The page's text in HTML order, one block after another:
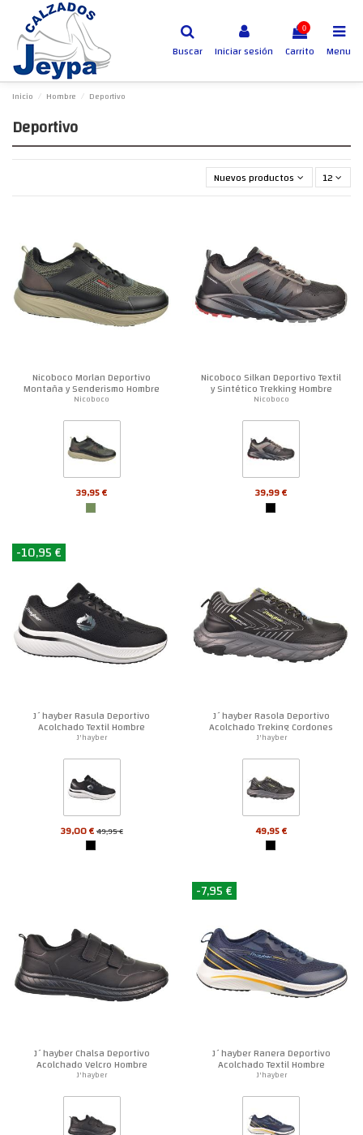
Buscar Iniciar sesión
0
Carrito Menu
Inicio Hombre Deportivo
Deportivo
Nuevos productos primero12
Nicoboco Morlan Deportivo
Montaña y Senderismo Hombre
Nicoboco
39,95 €
Nicoboco Silkan Deportivo Textil
y Sintético Trekking Hombre
Nicoboco
39,99 €
-10,95 €
J´hayber Rasula Deportivo
Acolchado Textil Hombre
J'hayber
39,00 €49,95 €
J´hayber Rasola Deportivo
Acolchado Treking Cordones
Hombre
J'hayber
49,95 €
J´hayber Chalsa Deportivo
Acolchado Velcro Hombre
J'hayber
-7,95 €
J´hayber Ranera Deportivo
Acolchado Textil Hombre
J'hayber